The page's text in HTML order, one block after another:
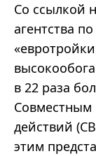
Со ссылкой
агентства
в 22 раза
действий
этим